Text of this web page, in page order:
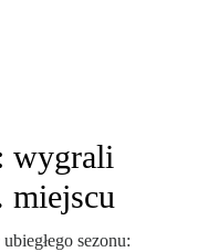
wygrali
miejscu
sezonu: